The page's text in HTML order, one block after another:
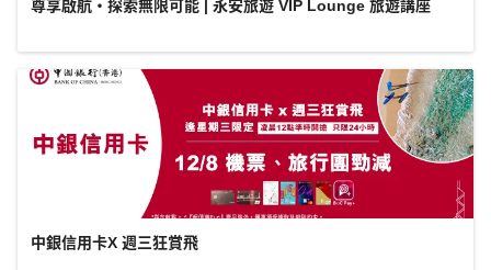
尊享啟航・探索無限可能 | 永安旅遊 VIP Lounge 旅遊講座
中銀信用卡X 週三狂賞飛